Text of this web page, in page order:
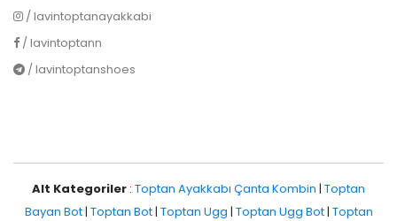
/ lavintoptanayakkabi
/ lavintoptann
/ lavintoptanshoes
Alt Kategoriler : Toptan Ayakkabı Çanta Kombin | Toptan
Bayan Bot| Toptan Bot| Toptan Ugg | Toptan Ugg Bot| Toptan